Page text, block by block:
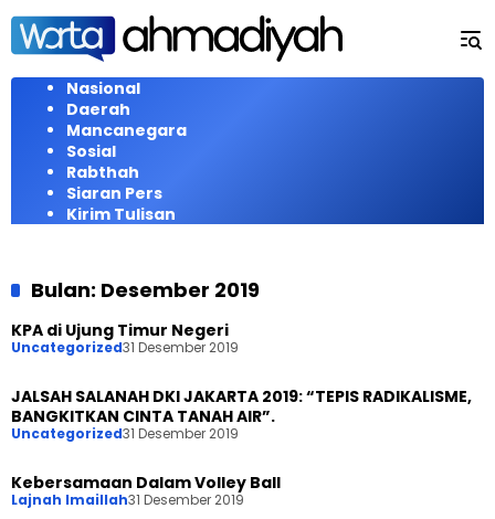
Langsung
konten
Nasional
Daerah
Mancanegara
Sosial
Rabthah
Siaran Pers
Kirim Tulisan
Bulan: Desember 2019
KPA di Ujung Timur Negeri
Uncategorized31 Desember 2019
JALSAH SALANAH DKI JAKARTA 2019: “TEPIS RADIKALISME,
BANGKITKAN CINTA TANAH AIR”.
Uncategorized31 Desember 2019
Kebersamaan Dalam Volley Ball
Lajnah Imaillah31 Desember 2019